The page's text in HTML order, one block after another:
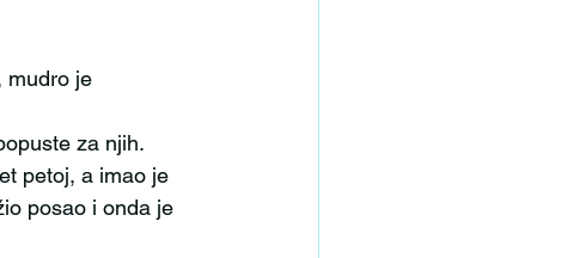
za njih.
posao i onda je